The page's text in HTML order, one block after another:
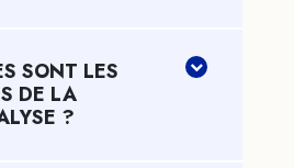
SONT LES
DE LA
?